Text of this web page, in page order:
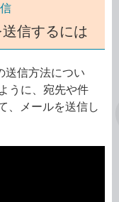
信するには
送信方法につい
うに、宛先や件
、メールを送信し